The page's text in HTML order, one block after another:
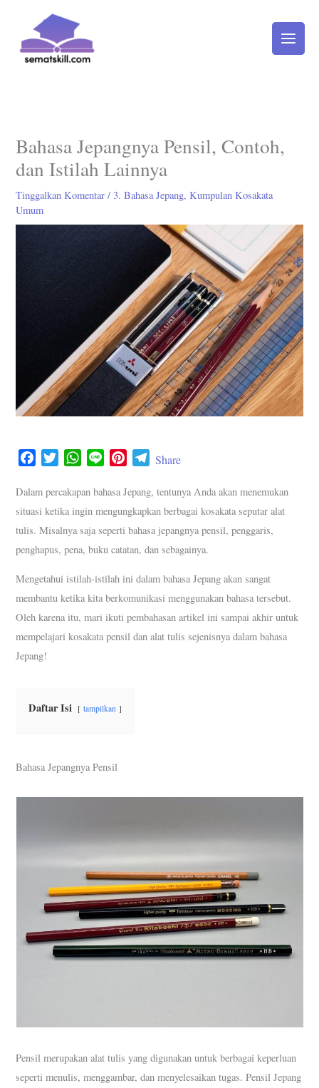
konten
Bahasa Jepangnya Pensil, Contoh,
dan Istilah Lainnya
Tinggalkan Komentar / 3. Bahasa Jepang,Kumpulan Kosakata
Umum
c
e
b
o
k
i
t
t
r
W
a
t
s
A
p
p
n
e
n
t
e
s
t
T
l
e
g
m
Share
Dalam percakapan bahasa Jepang, tentunya Anda akan menemukan
situasi ketika ingin mengungkapkan berbagai kosakata seputar alat
tulis. Misalnya saja seperti bahasa jepangnya pensil, penggaris,
penghapus, pena, buku catatan, dan sebagainya.
Mengetahui istilah-istilah ini dalam bahasa Jepang akan sangat
membantu ketika kita berkomunikasi menggunakan bahasa tersebut.
Oleh karena itu, mari ikuti pembahasan artikel ini sampai akhir untuk
mempelajari kosakata pensil dan alat tulis sejenisnya dalam bahasa
Jepang!
Daftar Isi tampilkan
Bahasa Jepangnya Pensil
Pensil merupakan alat tulis yang digunakan untuk berbagai keperluan
seperti menulis, menggambar, dan menyelesaikan tugas. Pensil Jepang